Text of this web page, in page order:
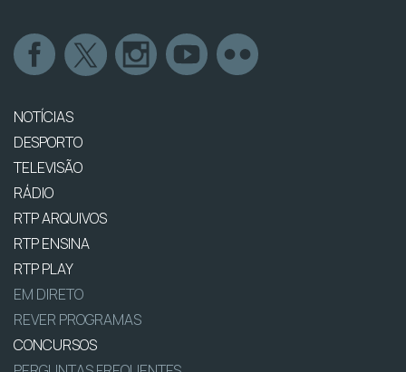
NOTÍCIAS
DESPORTO
TELEVISÃO
RÁDIO
RTP ARQUIVOS
RTP ENSINA
RTP PLAY
EM DIRETO
REVER PROGRAMAS
CONCURSOS